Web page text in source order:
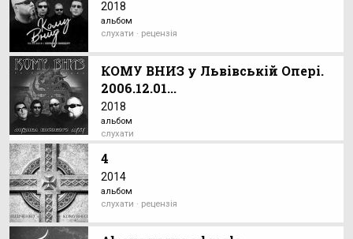
2018
альбом
слухати · рецензія
КОМУ ВНИЗ у Львівській Опері.
2006.12.01...
2018
альбом
слухати
4
2014
альбом
слухати · рецензія